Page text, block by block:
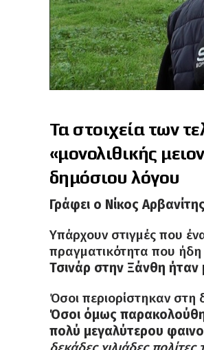
Τα στοιχεία των
«μονολιθικής
δημόσιου λόγου
Γράφει ο Νίκος
Υπάρχουν στιγμές που
πραγματικότητα που ήδη
Τσινάρ στην Ξάνθη ήταν
Όσοι περιορίστηκαν στη
Όσοι όμως
πολύ μεγαλύτερου